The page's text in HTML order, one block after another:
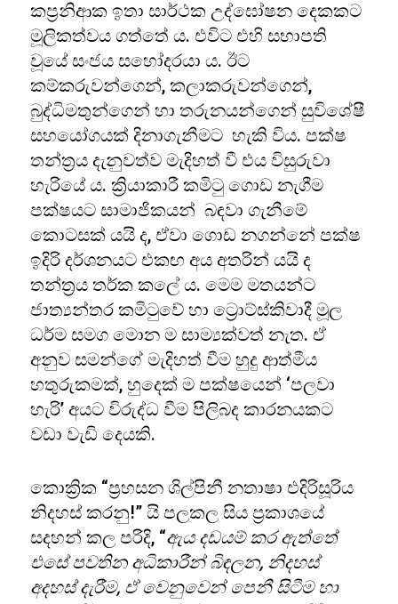
කප්‍රනිආක ඉතා සාර්ථක උද්ඝෝෂන දෙකකට
මූලිකත්වය ගත්තේ ය. එවිට එහි සභාපති
වූයේ සංජය සහෝදරයා ය. ඊට
කම්කරුවන්ගෙන්, කලාකරුවන්ගෙන්,
බුද්ධිමතුන්ගෙන් හා තරුනයන්ගෙන් සුවිශේෂී
සහයෝගයක් දිනාගැනීමට හැකි විය. පක්ෂ
තන්ත්‍රය දැනුවත්ව මැදිහත් වී එය විසුරුවා
හැරියේ ය. ක්‍රියාකාරී කමිටු ගොඩ නැගීම
පක්ෂයට සාමාජිකයන් බඳවා ගැනීමේ
කොටසක් යයි ද, ඒවා ගොඩ නගන්නේ පක්ෂ
ඉදිරි දර්ශනයට එකඟ අය අතරින් යයි ද
තන්ත්‍රය තර්ක කලේ ය. මෙම මතයන්ට
ජාත්‍යන්තර කමිටුවේ හා ට්‍රොට්ස්කිවාදී මූල
ධර්ම සමග මොන ම සාම්‍යක්වත් නැත. ඒ
අනුව සමන්ගේ මැදිහත් වීම හුදු ආත්මීය
හතුරුකමක්, හුදෙක් ම පක්ෂයෙන් ‘පලවා
හැරි’ අයට විරුද්ධ වීම පිලිබද කාරනයකට
වඩා වැඩි දෙයකි.
කොක්‍රික “ප්‍රහසන ශිල්පිනී නතාෂා එදිරිසූරිය
නිදහස් කරනු!” යි පලකල සිය ප්‍රකාශයේ
සදහන් කල පරිදි, “ඇය දඩයම් කර ඇත්තේ
එසේ පවතින අධිකාරීන් බිඳලන, නිදහස්
අදහස් දැරීම, ඒ වෙනුවෙන් පෙනී සිටීම හා